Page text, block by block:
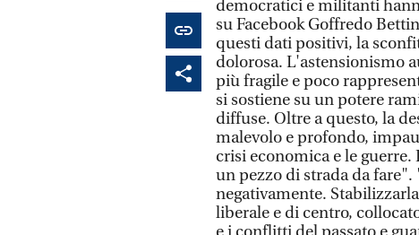
democratici e militanti
su Facebook Goffredo
questi dati positivi, la
dolorosa. L'astensionismo
più fragile e poco
si sostiene su un potere
diffuse. Oltre a questo, la
malevolo e profondo,
crisi economica e le
un pezzo di strada da
negativamente.
liberale e di centro,